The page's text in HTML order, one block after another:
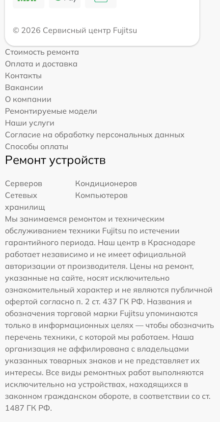
© 2026 Сервисный центр Fujitsu
Стоимость ремонта
Оплата и доставка
Контакты
Вакансии
О компании
Ремонтируемые модели
Наши услуги
Согласие на обработку персональных данных
Способы оплаты
Ремонт устройств
Серверов
Кондиционеров
Сетевых
хранилищ
Компьютеров
Мы занимаемся ремонтом и техническим
обслуживанием техники Fujitsu по истечении
гарантийного периода. Наш центр в Краснодаре
работает независимо и не имеет официальной
авторизации от производителя. Цены на ремонт,
указанные на сайте, носят исключительно
ознакомительный характер и не являются публичной
офертой согласно п. 2 ст. 437 ГК РФ. Названия и
обозначения торговой марки Fujitsu упоминаются
только в информационных целях — чтобы обозначить
перечень техники, с которой мы работаем. Наша
организация не аффилирована с владельцами
указанных товарных знаков и не представляет их
интересы. Все виды ремонтных работ выполняются
исключительно на устройствах, находящихся в
законном гражданском обороте, в соответствии со ст.
1487 ГК РФ.